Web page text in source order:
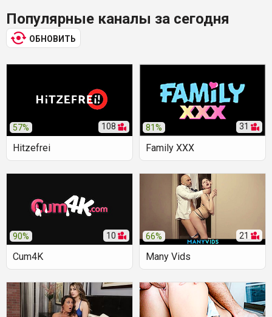
Популярные каналы за сегодня
ОБНОВИТЬ
57% 108
Hitzefrei
81% 31
Family XXX
90% 10
Cum4K
66% 21
Many Vids